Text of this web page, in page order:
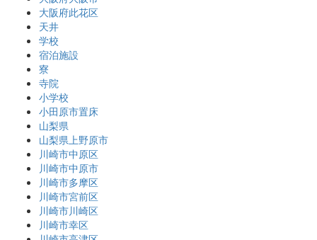
大阪府此花区
天井
学校
宿泊施設
寮
寺院
小学校
小田原市置床
山梨県
山梨県上野原市
川崎市中原区
川崎市中原市
川崎市多摩区
川崎市宮前区
川崎市川崎区
川崎市幸区